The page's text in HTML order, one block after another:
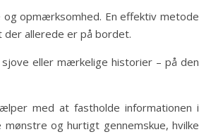
opmærksomhed. En effektiv metode
allerede er på bordet.
eller mærkelige historier – på den
med at fastholde informationen i
og hurtigt gennemskue, hvilke